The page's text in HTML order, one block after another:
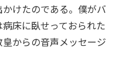
けたのである。僕がバ
床に臥せっておられた
からの音声メッセージ